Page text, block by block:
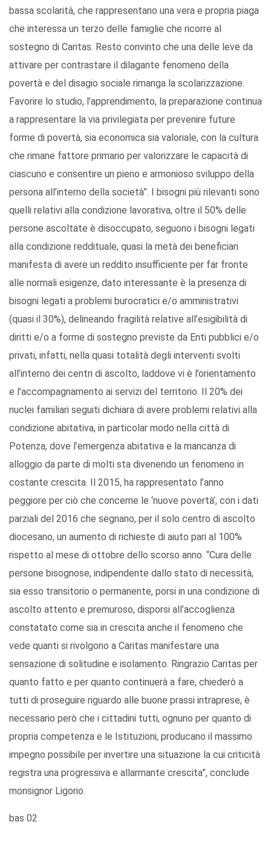
bassa scolarità, che rappresentano una vera e propria piaga
che interessa un terzo delle famiglie che ricorre al
sostegno di Caritas. Resto convinto che una delle leve da
attivare per contrastare il dilagante fenomeno della
povertà e del disagio sociale rimanga la scolarizzazione.
Favorire lo studio, l’apprendimento, la preparazione continua
a rappresentare la via privilegiata per prevenire future
forme di povertà, sia economica sia valoriale, con la cultura
che rimane fattore primario per valorizzare le capacità di
ciascuno e consentire un pieno e armonioso sviluppo della
persona all’interno della società”. I bisogni più rilevanti sono
quelli relativi alla condizione lavorativa, oltre il 50% delle
persone ascoltate è disoccupato, seguono i bisogni legati
alla condizione reddituale, quasi la metà dei beneficiari
manifesta di avere un reddito insufficiente per far fronte
alle normali esigenze, dato interessante è la presenza di
bisogni legati a problemi burocratici e/o amministrativi
(quasi il 30%), delineando fragilità relative all’esigibilità di
diritti e/o a forme di sostegno previste da Enti pubblici e/o
privati, infatti, nella quasi totalità degli interventi svolti
all’interno dei centri di ascolto, laddove vi è l’orientamento
e l’accompagnamento ai servizi del territorio. Il 20% dei
nuclei familiari seguiti dichiara di avere problemi relativi alla
condizione abitativa, in particolar modo nella città di
Potenza, dove l’emergenza abitativa e la mancanza di
alloggio da parte di molti sta divenendo un fenomeno in
costante crescita. Il 2015, ha rappresentato l’anno
peggiore per ciò che concerne le ‘nuove povertà’, con i dati
parziali del 2016 che segnano, per il solo centro di ascolto
diocesano, un aumento di richieste di aiuto pari al 100%
rispetto al mese di ottobre dello scorso anno. “Cura delle
persone bisognose, indipendente dallo stato di necessità,
sia esso transitorio o permanente, porsi in una condizione di
ascolto attento e premuroso, disporsi all’accoglienza
constatato come sia in crescita anche il fenomeno che
vede quanti si rivolgono a Caritas manifestare una
sensazione di solitudine e isolamento. Ringrazio Caritas per
quanto fatto e per quanto continuerà a fare, chiederò a
tutti di proseguire riguardo alle buone prassi intraprese, è
necessario però che i cittadini tutti, ognuno per quanto di
propria competenza e le Istituzioni, producano il massimo
impegno possibile per invertire una situazione la cui criticità
registra una progressiva e allarmante crescita”, conclude
monsignor Ligorio.
bas 02